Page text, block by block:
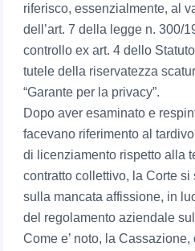
riferisco, essenzialmente, al
dell’art. 7 della legge n. 300/
controllo ex art. 4 dello
tutele della riservatezza
“Garante per la privacy”.
Dopo aver esaminato e
facevano riferimento al
di licenziamento rispetto alla
contratto collettivo, la Corte si
sulla mancata affissione, in
del regolamento aziendale
Come e’ noto, la